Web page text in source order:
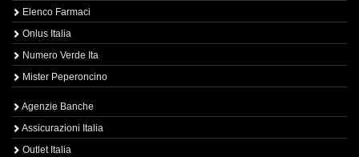
Elenco Farmaci
Onlus Italia
Numero Verde Ita
Mister Peperoncino
Agenzie Banche
Assicurazioni Italia
Outlet Italia